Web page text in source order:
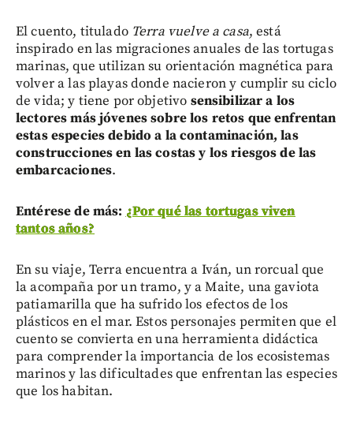
El cuento, titulado Terra vuelve a casa, está
inspirado en las migraciones anuales de las tortugas
marinas, que utilizan su orientación magnética para
volver a las playas donde nacieron y cumplir su ciclo
de vida; y tiene por objetivo sensibilizar a los
lectores más jóvenes sobre los retos que enfrentan
estas especies debido a la contaminación, las
construcciones en las costas y los riesgos de las
embarcaciones.
Entérese de más: ¿Por qué las tortugas viven
tantos años?
En su viaje, Terra encuentra a Iván, un rorcual que
la acompaña por un tramo, y a Maite, una gaviota
patiamarilla que ha sufrido los efectos de los
plásticos en el mar. Estos personajes permiten que el
cuento se convierta en una herramienta didáctica
para comprender la importancia de los ecosistemas
marinos y las dificultades que enfrentan las especies
que los habitan.